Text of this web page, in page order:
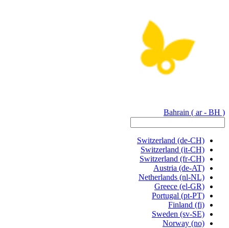
Bahrain ( ar - BH )
Switzerland (de-CH)
Switzerland (it-CH)
Switzerland (fr-CH)
Austria (de-AT)
Netherlands (nl-NL)
Greece (el-GR)
Portugal (pt-PT)
Finland (fi)
Sweden (sv-SE)
Norway (no)